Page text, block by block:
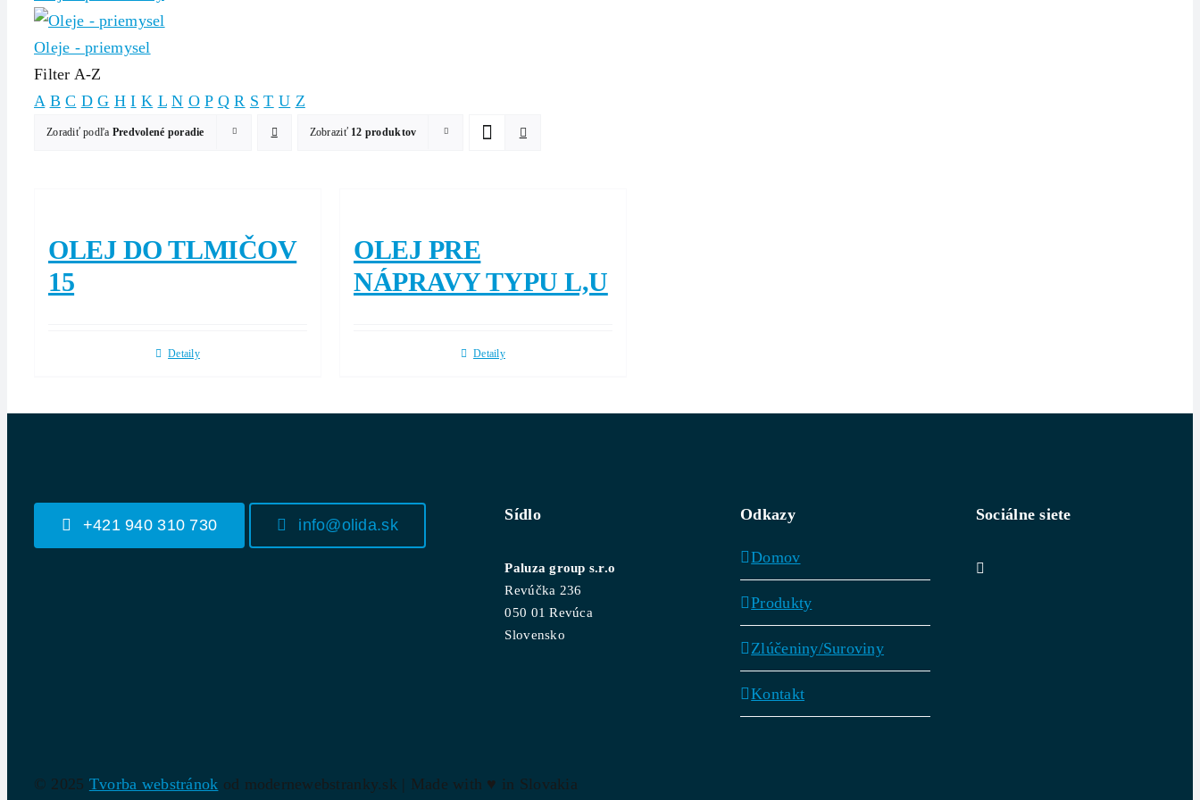
Oleje - priemysel
Filter A-Z
A B C D G H I K L N O P Q R S T U Z
Zoradiť podľa Predvolené poradie Zobraziť 12 produktov
OLEJ DO TLMIČOV
15
Detaily
OLEJ PRE
NÁPRAVY TYPU L,U
Detaily
+421 940 310 730 info@olida.sk
Sídlo
Paluza group s.r.o
Revúčka 236
050 01 Revúca
Slovensko
Odkazy
Domov
Produkty
Zlúčeniny/Suroviny
Kontakt
Sociálne siete
© 2025 Tvorba webstránok od modernewebstranky.sk | Made with ♥ in Slovakia